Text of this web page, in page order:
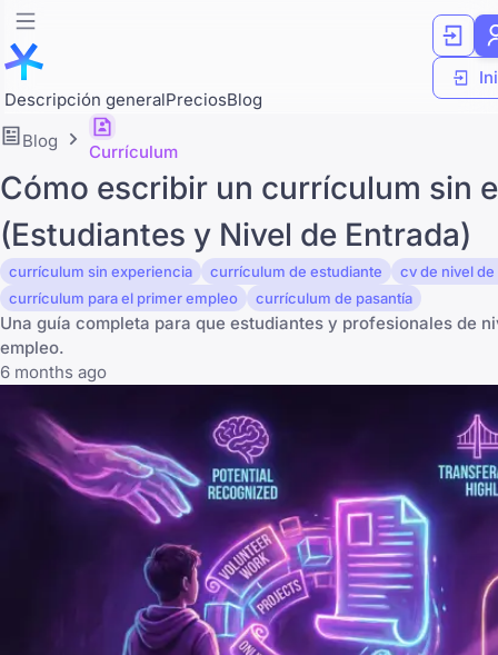
Descripción generalPreciosBlog
Blog
Currículum
Cómo escribir un currículum sin
(Estudiantes y Nivel de Entrada)
currículum sin experiencia currículum de estudiante
cv de nivel de
currículum para el primer empleo
currículum de pasantía
Una guía completa para que estudiantes y profesionales de
empleo.
6 months ago